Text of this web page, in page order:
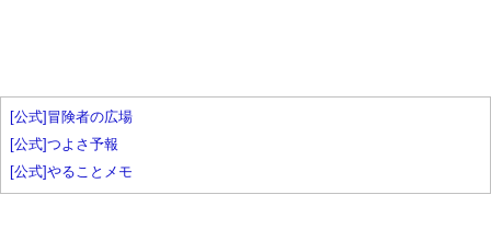
[公式]冒険者の広場
[公式]つよさ予報
[公式]やることメモ